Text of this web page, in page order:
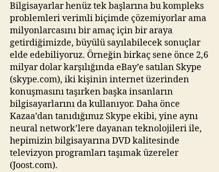
Bilgisayarlar henüz tek başlarına bu kompleks
problemleri verimli biçimde çözemiyorlar ama
milyonlarcasını bir amaç için bir araya
getirdiğimizde, büyülü sayılabilecek sonuçlar
elde edebiliyoruz. Örneğin birkaç sene önce 2,6
milyar dolar karşılığında eBay’e satılan Skype
(skype.com), iki kişinin internet üzerinden
konuşmasını taşırken başka insanların
bilgisayarlarını da kullanıyor. Daha önce
Kazaa’dan tanıdığımız Skype ekibi, yine aynı
neural network’lere dayanan teknolojileri ile,
hepimizin bilgisayarına DVD kalitesinde
televizyon programları taşımak üzereler
(Joost.com).